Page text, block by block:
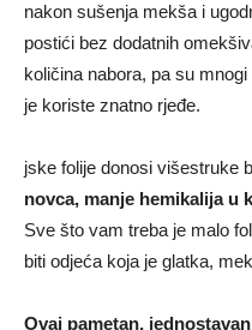
nakon sušenja mekša i
postići bez dodatnih
količina nabora, pa su
je koriste znatno rjeđe.
jske folije donosi višestruke
novca, manje hemikalija u
Sve što vam treba je malo
biti odjeća koja je glatka,
Ovaj pametan,